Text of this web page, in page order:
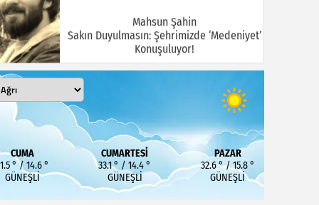
Mahsun Şahin
Sakın Duyulmasın: Şehrimizde ‘Medeniyet’
Konuşuluyor!
MEHMET KOÇ
DOĞUBAYAZIT ASLINDA BİR İNANÇ
MERKEZİDİR
CUMA
° / 14.6 °
GÜNEŞLI
CUMARTESI
33.1 ° / 14.4 °
GÜNEŞLI
PAZAR
32.6 ° / 15.8 °
GÜNEŞLI